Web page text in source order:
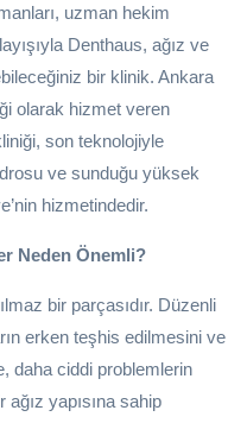
uzman hekim
Denthaus, ağız ve
bir klinik. Ankara
olarak hizmet veren
son teknolojiyle
ve sunduğu yüksek
hizmetindedir.
Neden Önemli?
bir parçasıdır. Düzenli
erken teşhis edilmesini ve
daha ciddi problemlerin
yapısına sahip